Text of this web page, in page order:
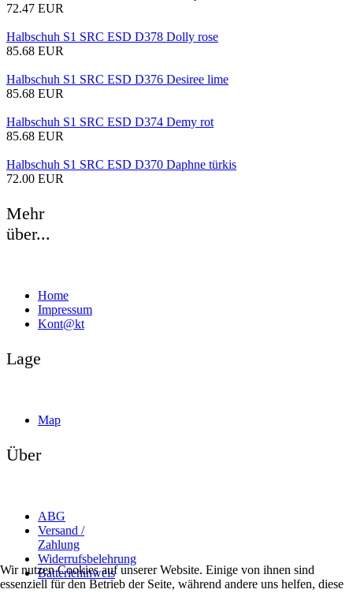
72.47 EUR
Halbschuh S1 SRC ESD D378 Dolly rose
85.68 EUR
Halbschuh S1 SRC ESD D376 Desiree lime
85.68 EUR
Halbschuh S1 SRC ESD D374 Demy rot
85.68 EUR
Halbschuh S1 SRC ESD D370 Daphne türkis
72.00 EUR
Mehr
über...
Home
Impressum
Kont@kt
Lage
Map
Über
ABG
Versand /
Zahlung
Widerrufsbelehrung
Batteriehinweis
Wir nutzen Cookies auf unserer Website. Einige von ihnen sind
essenziell für den Betrieb der Seite, während andere uns helfen, diese